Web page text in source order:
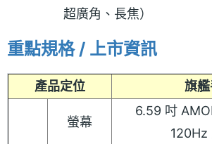
超廣角、長焦）
重點規格 / 上市資訊
產品定位 旗
螢幕
6.59 吋
120Hz